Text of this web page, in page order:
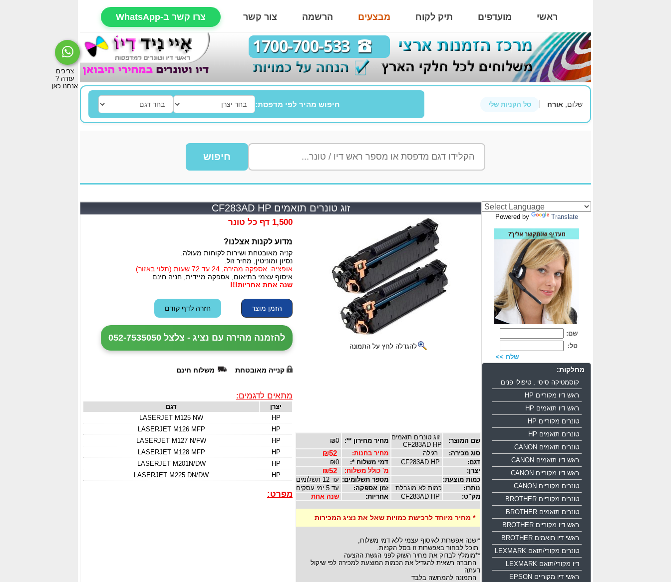
ראשי מועדפים תיק לקוח מבצעים הרשמה צור קשר צרו קשר ב-WhatsApp
שלום, אורח סל הקניות שלי חיפוש מהיר לפי מדפסת:
חיפוש
זוג טונרים תואמים CF283AD HP
להגדלה לחץ על התמונה
שם המוצר:
זוג טונרים תואמים
CF283AD HP
מחיר מחירון **:
₪0
סוג מכירה:
רגילה מחיר בחנות:
דגם: דמי משלוח *:
יצרן:
מ' כולל משלוח:
כמות מוצעת: מספר תשלומים: עד 12 תשלומים
נותרו:
כמות לא מוגבלת זמן אספקה:
עד 5 ימי עסקים
מק"ט:
אחריות: שנה אחת
* מחיר מיוחד לרכישת כמויות שאל את נציג המכירות
*ישנה אפשרות לאיסוף עצמי ללא דמי משלוח,
תוכל לבחור באפשרות זו בסל הקניות.
**מומלץ לבדוק את מחיר השוק לפני הגשת ההצעה
החברה רשאית להגדיל את הכמות המוצעת למכירה לפי שיקול
דעתה
התמונה להמחשה בלבד
1,500 דף כל טונר
מדוע לקנות אצלנו?
קניה מאובטחת ושירות לקוחות מעולה.
נסיון ומוניטין, מחיר זול.
אופציה: אספקה מהירה, 24 עד 72 שעות (תלוי באזור)
איסוף עצמי בתיאום, אספקה מיידית, חניה חינם
שנה אחת אחריות!!!
להזמנה מהירה עם נציג - צלצל 052-7535050
קנייה מאובטחת משלוח חינם
מתאים לדגמים:
יצרן
דגם
HP
LASERJET M125 NW
HP
LASERJET M126 MFP
HP
LASERJET M127 N/FW
HP
LASERJET M128 MFP
HP
LASERJET M201N/DW
HP
LASERJET M225 DN/DW
מפרט:
Powered by Translate
שם:
טל:
שלח >>
מחלקות:
קוסמטיקה סיסי , טיפולי פנים
ראש דיו מקוריים HP
ראש דיו תואמים HP
טונרים מקוריים HP
טונרים תואמים HP
טונרים תואמים CANON
ראש דיו תואמים CANON
ראש דיו מקוריים CANON
טונרים מקוריים CANON
טונרים מקוריים BROTHER
טונרים תואמים BROTHER
ראש דיו מקוריים BROTHER
ראשי דיו תואמים BROTHER
טונרים מקורי/תואם LEXMARK
דיו מקורי/תואם LEXMARK
ראשי דיו מקוריים EPSON